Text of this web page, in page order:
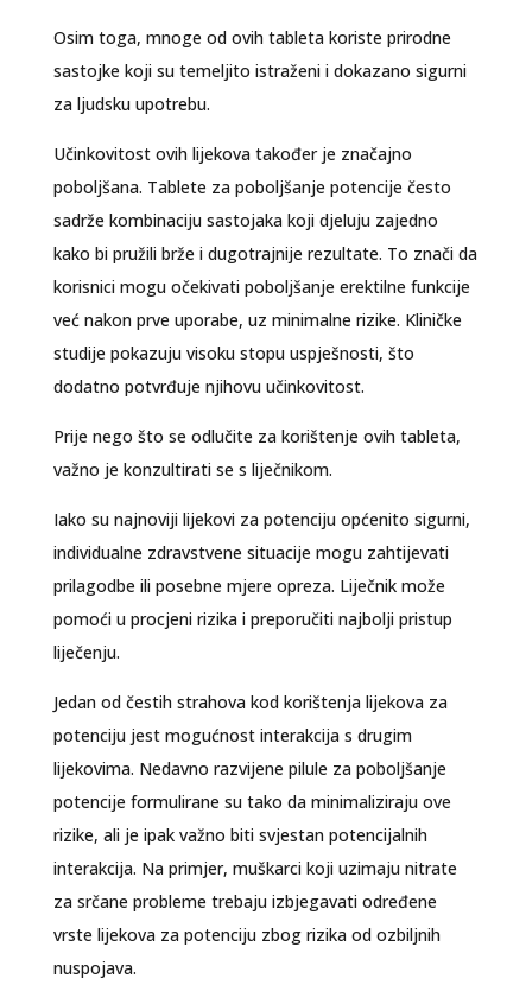
Osim toga, mnoge od ovih tableta koriste prirodne
sastojke koji su temeljito istraženi i dokazano sigurni
za ljudsku upotrebu.
Učinkovitost ovih lijekova također je značajno
poboljšana. Tablete za poboljšanje potencije često
sadrže kombinaciju sastojaka koji djeluju zajedno
kako bi pružili brže i dugotrajnije rezultate. To znači da
korisnici mogu očekivati poboljšanje erektilne funkcije
već nakon prve uporabe, uz minimalne rizike. Kliničke
studije pokazuju visoku stopu uspješnosti, što
dodatno potvrđuje njihovu učinkovitost.
Prije nego što se odlučite za korištenje ovih tableta,
važno je konzultirati se s liječnikom.
Iako su najnoviji lijekovi za potenciju općenito sigurni,
individualne zdravstvene situacije mogu zahtijevati
prilagodbe ili posebne mjere opreza. Liječnik može
pomoći u procjeni rizika i preporučiti najbolji pristup
liječenju.
Jedan od čestih strahova kod korištenja lijekova za
potenciju jest mogućnost interakcija s drugim
lijekovima. Nedavno razvijene pilule za poboljšanje
potencije formulirane su tako da minimaliziraju ove
rizike, ali je ipak važno biti svjestan potencijalnih
interakcija. Na primjer, muškarci koji uzimaju nitrate
za srčane probleme trebaju izbjegavati određene
vrste lijekova za potenciju zbog rizika od ozbiljnih
nuspojava.